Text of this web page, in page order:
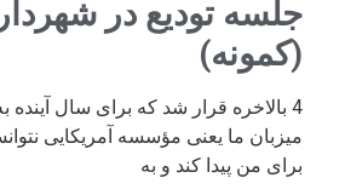
جلسه تودیع در
(کمونه)
4 بالاخره قرار شد که برای سال آینده
میزبان ما یعنی مؤسسه آمریکایی
برای من پیدا کند و به